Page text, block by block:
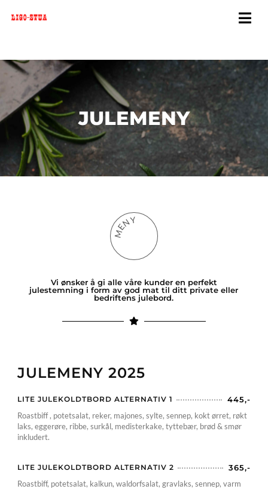
JULEMENY
M
ENY
Vi ønsker å gi alle våre kunder en perfekt
julestemning i form av god mat til ditt private eller
bedriftens julebord.
JULEMENY 2025
LITE JULEKOLDTBORD ALTERNATIV 1
445,-
Roastbiff , potetsalat, reker, majones, sylte, sennep, kokt ørret, røkt
laks, eggerøre, ribbe, surkål, medisterkake, tyttebær, brød & smør
inkludert.
LITE JULEKOLDTBORD ALTERNATIV 2
365,-
Roastbiff, potetsalat, kalkun, waldorfsalat, gravlaks, sennep, varm